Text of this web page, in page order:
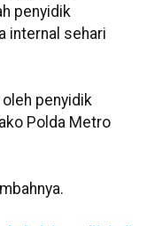
penyidik
internal sehari
penyidik
Polda Metro